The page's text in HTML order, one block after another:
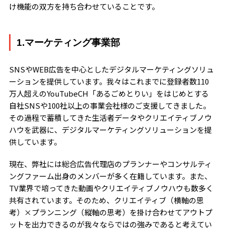
け機能の双方を持ち合わせていることです。
1.マーケティング事業部
SNSやWEB広告を中心としたデジタルマーケティングソリュ
ーションを提供しています。我々はこれまでに登録者数110
万人超えのYouTubeCH「あるごめとりい」をはじめとする
自社SNSや100社以上の事業会社様のご支援してきました。
その過程で蓄積してきた生活者データやクリエイティブノウ
ハウを武器に、デジタルマーケティングソリューションを提
供しています。
現在、弊社には総合広告代理店のプランナーやコンサルティ
ングファーム出身のメンバーが多く在籍しています。また、
TV業界で培ってきた動画やクリエイティブノウハウも数多く
共有されています。そのため、クリエイティブ（横軸の思
考）×プランニング（縦軸の思考）を掛け合わせてアウトプ
ットを出力できるのが我々ならではの強みであると考えてい